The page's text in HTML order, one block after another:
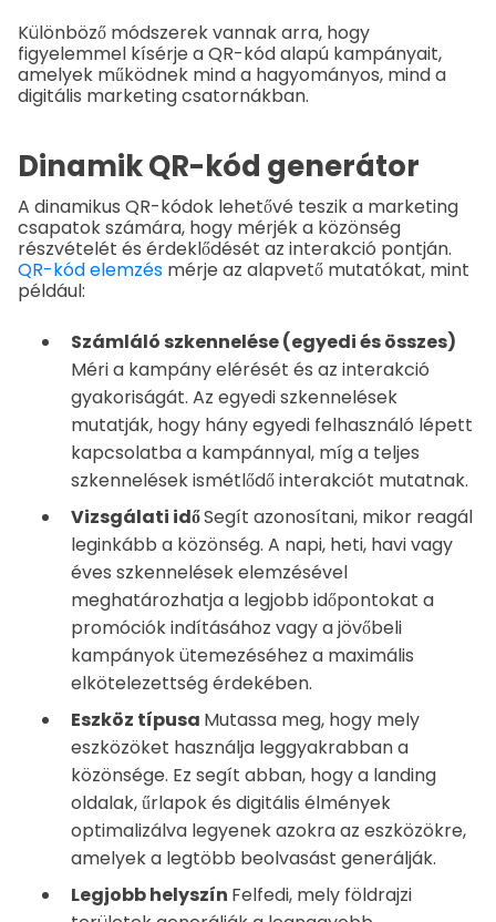
Különböző módszerek vannak arra, hogy
figyelemmel kísérje a QR-kód alapú kampányait,
amelyek működnek mind a hagyományos, mind a
digitális marketing csatornákban.
Dinamik QR-kód generátor
A dinamikus QR-kódok lehetővé teszik a marketing
csapatok számára, hogy mérjék a közönség
részvételét és érdeklődését az interakció pontján.
QR-kód elemzés mérje az alapvető mutatókat, mint
például:
Számláló szkennelése (egyedi és összes)
Méri a kampány elérését és az interakció
gyakoriságát. Az egyedi szkennelések
mutatják, hogy hány egyedi felhasználó lépett
kapcsolatba a kampánnyal, míg a teljes
szkennelések ismétlődő interakciót mutatnak.
Vizsgálati időSegít azonosítani, mikor reagál
leginkább a közönség. A napi, heti, havi vagy
éves szkennelések elemzésével
meghatározhatja a legjobb időpontokat a
promóciók indításához vagy a jövőbeli
kampányok ütemezéséhez a maximális
elkötelezettség érdekében.
Eszköz típusa Mutassa meg, hogy mely
eszközöket használja leggyakrabban a
közönsége. Ez segít abban, hogy a landing
oldalak, űrlapok és digitális élmények
optimalizálva legyenek azokra az eszközökre,
amelyek a legtöbb beolvasást generálják.
Legjobb helyszín Felfedi, mely földrajzi